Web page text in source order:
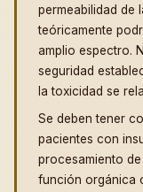
permeabilidad de
teóricamente
amplio espectro.
seguridad
la toxicidad se
Se deben tener
pacientes con
procesamiento
función orgánica